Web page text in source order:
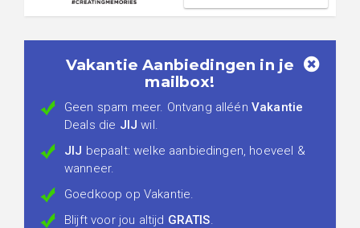
Vakantie Aanbiedingen in je
mailbox!
Geen spam meer. Ontvang alléén Vakantie
Deals die JIJ wil.
JIJ bepaalt: welke aanbiedingen, hoeveel &
wanneer.
Goedkoop op Vakantie.
Blijft voor jou altijd GRATIS.